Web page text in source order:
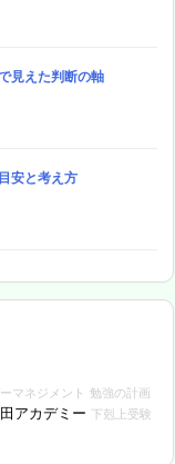
見えた判断の軸
安と考え方
マネジメント 勉強の計画
アカデミー 下剋上受験